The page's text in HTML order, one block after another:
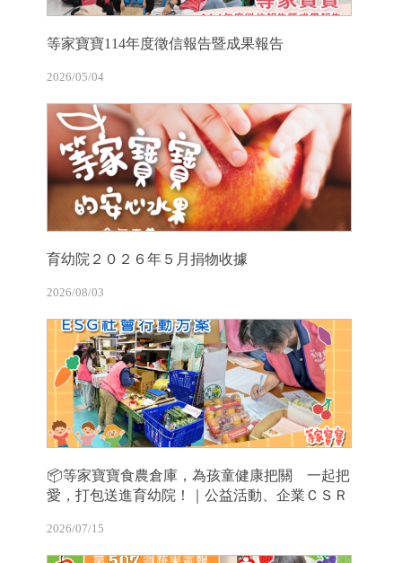
等家寶寶114年度徵信報告暨成果報告
2026/05/04
育幼院２０２６年５月捐物收據
2026/08/03
📦等家寶寶食農倉庫，為孩童健康把關 一起把
愛，打包送進育幼院！｜公益活動、企業ＣＳＲ
2026/07/15